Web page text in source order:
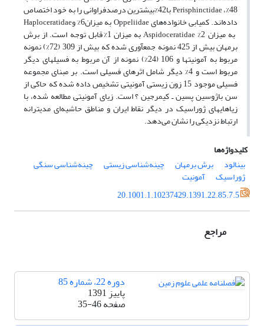
48%، Perisphinctidae با42%بیشترین درصدفراوانی را به خود اختصاص
داده‌اند. کمیابی خانواده‌هایOppeliidae به میزان6% و Haploceratidae
به میزان 2% Aspidoceratidae به میزان 1% قابل توجه است. از برش
برمهان بیش از 425 نمونه جمع­آوری شده که بیش از 309 (72%) نمونه
مربوط به آمونیت­ها و 106 (24%) نمونه از آن مربوط به فسیل­های دیگر
مربوط است و 4% دیگر شامل اثرهای فسیلی است. بر مبنای مجموعه
فسیلی موجود 15 زون زیستی آمونیتی تشخیص داده شده که حاکی از
سن باژوسین پسین ـ کیمرجین ؟ است. زیای آمونیتی مطالعه شده، با
زیاهای­های ژوراسیک در دیگر نقاط ایران و مناطق حاشیه‌ای مدیترانه
ارتباط نزدیکی را نشان می‌دهد.
کلیدواژه‌ها
بینالود
برش برمهان چینه‌شناسی زیستی چینه‌شناسی سنگی
ژوراسیک
آمونیت
20.1001.1.10237429.1391.22.85.7.5
مراجع
دوره 22، شماره 85
پاییز 1391
صفحه35-46